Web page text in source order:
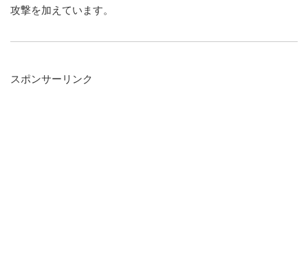
攻撃を加えています。
スポンサーリンク